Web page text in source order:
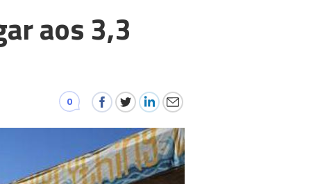
aos 3,3
0